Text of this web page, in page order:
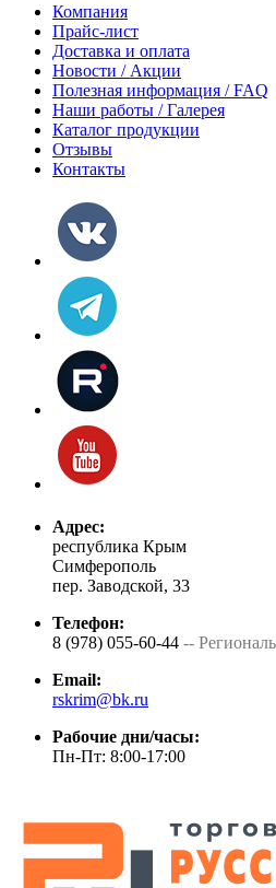
Компания
Прайс-лист
Доставка и оплата
Новости / Акции
Полезная информация / FAQ
Наши работы / Галерея
Каталог продукции
Отзывы
Контакты
Адрес:
республика Крым
Симферополь
пер. Заводской, 33
Телефон:
8 (978) 055-60-44 --
Email:
rskrim@bk.ru
Рабочие дни/часы:
Пн-Пт: 8:00-17:00